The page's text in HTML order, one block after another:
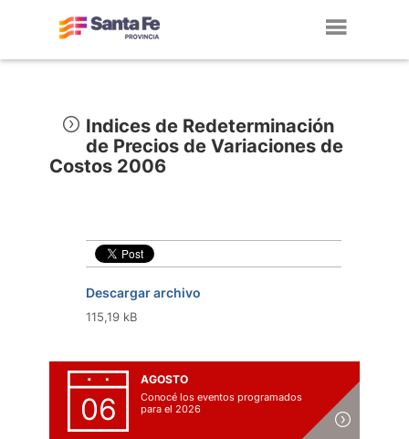
Indices de Redeterminación
de Precios de Variaciones de
Costos 2006
Descargar archivo
115,19 kB
06
AGOSTO
Conocé los eventos programados
para el 2026